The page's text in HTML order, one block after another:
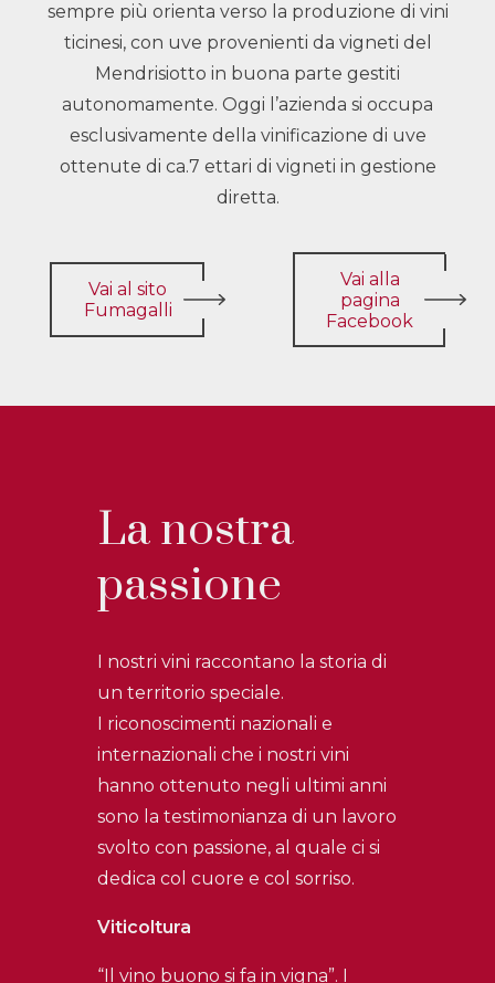
sempre più orienta verso la produzione di vini
ticinesi, con uve provenienti da vigneti del
Mendrisiotto in buona parte gestiti
autonomamente. Oggi l’azienda si occupa
esclusivamente della vinificazione di uve
ottenute di ca.7 ettari di vigneti in gestione
diretta.
Vai al sito
Fumagalli
Vai alla
pagina
Facebook
La nostra
passione
I nostri vini raccontano la storia di
un territorio speciale.
I riconoscimenti nazionali e
internazionali che i nostri vini
hanno ottenuto negli ultimi anni
sono la testimonianza di un lavoro
svolto con passione, al quale ci si
dedica col cuore e col sorriso.
Viticoltura
“Il vino buono si fa in vigna”. I